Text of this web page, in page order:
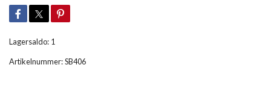
Lagersaldo: 1
Artikelnummer:SB406